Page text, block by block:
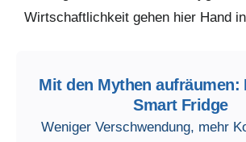
Wirtschaftlichkeit gehen hier Hand
Mit den Mythen aufräumen:
Smart Fridge
Weniger Verschwendung, mehr